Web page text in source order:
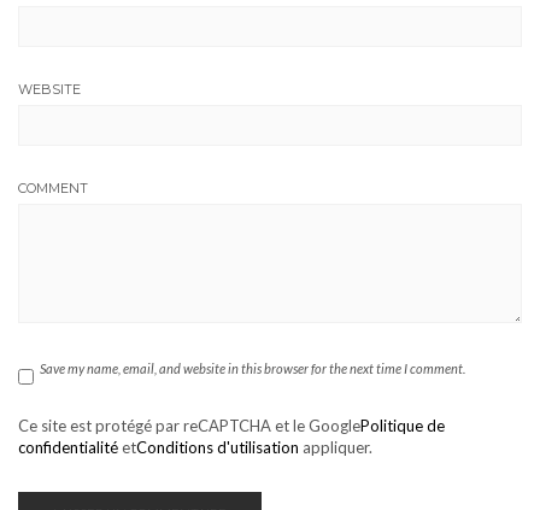
WEBSITE
COMMENT
Save my name, email, and website in this browser for the next time I comment.
Ce site est protégé par reCAPTCHA et le GooglePolitique de
confidentialitéetConditions d'utilisation appliquer.